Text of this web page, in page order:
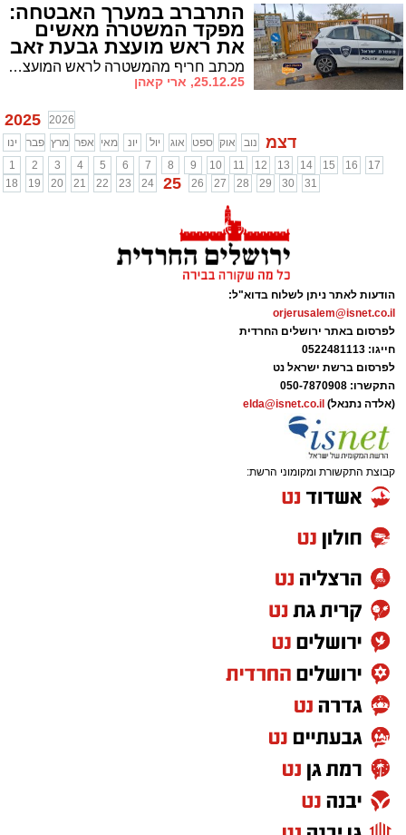
התרברב במערך האבטחה:
מפקד המשטרה מאשים
את ראש מועצת גבעת זאב
מכתב חריף מהמשטרה לראש המועצה חושף כשלים חמורים במערך האבטחה ביישוב הסמוך לירושלים • שערים לא פעילים, היעדר ליווי ופיקוח לקוי
25.12.25, ארי קאהן
2025
2026
ינו
פבר מרץ אפר מאי יונ יול אוג ספט אוק נוב דצמ
1 2 3 4 5 6 7 8 9 10 11 12 13 14 15 16
17
18
19 20 21 22 23 24 25 26 27 28 29 30 31
הודעות לאתר ניתן לשלוח בדוא"ל:
orjerusalem@isnet.co.il
לפרסום באתר ירושלים החרדית
חייגו: 0522481113
לפרסום ברשת ישראל נט
התקשרו: 050-7870908
(אלדה נתנאל) elda@isnet.co.il
קבוצת התקשורת ומקומוני הרשת: